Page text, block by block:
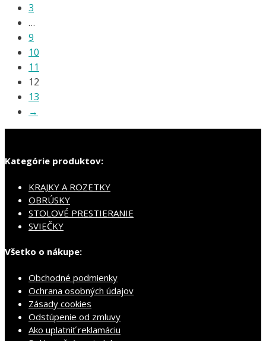
3
…
9
10
11
12
13
→
Kategórie produktov:
KRAJKY A ROZETKY
OBRÚSKY
STOLOVÉ PRESTIERANIE
SVIEČKY
Všetko o nákupe:
Obchodné podmienky
Ochrana osobných údajov
Zásady cookies
Odstúpenie od zmluvy
Ako uplatniť reklamáciu